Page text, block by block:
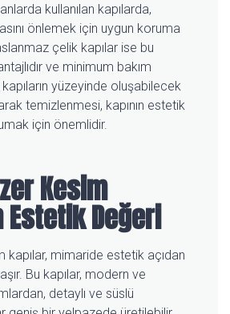
kullanılan kapılarda,
önlemek için uygun koruma
çelik kapılar ise bu
ve minimum bakım
yüzeyinde oluşabilecek
temizlenmesi, kapının estetik
için önemlidir.
Kesim
Estetik Değeri
kapılar, mimaride estetik açıdan
Bu kapılar, modern ve
detaylı ve süslü